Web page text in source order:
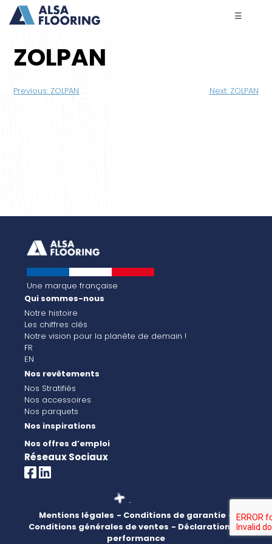
☰
ZOLPAN
Navigation
Previous: ZOLPAN Next: ZOLPAN
Une marque française
Qui sommes-nous
Notre histoire
Les chiffres clés
Notre vision pour la planète de demain !
FR
EN
Nos revêtements
Nos Stratifiés
Nos accessoires
Nos parquets
Nos inspirations
Nos offres d’emploi
Réseaux Sociaux
Mentions légales - Conditions de garantie -
Conditions générales de ventes - Déclaration de
performance